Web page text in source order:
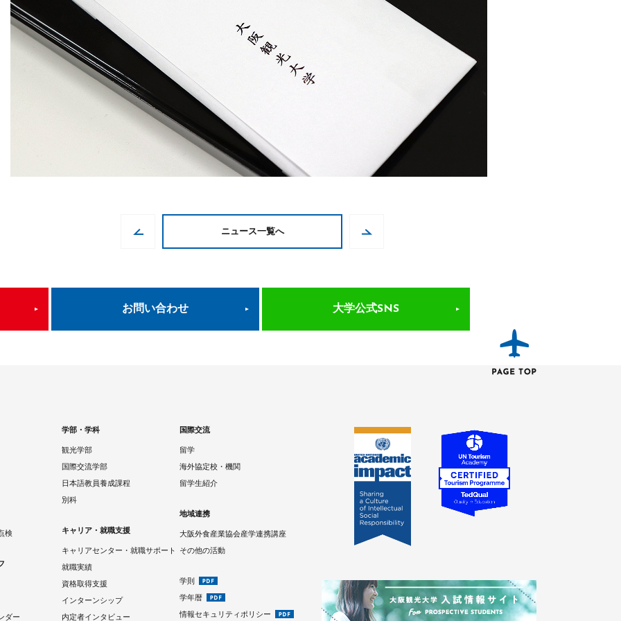
ニュース一覧へ
お問い合わせ 大学公式SNS
検
ダー
学部・学科
観光学部
国際交流学部
日本語教員養成課程
別科
キャリア・就職支援
キャリアセンター・就職サポート
就職実績
資格取得支援
インターンシップ
内定者インタビュー
国際交流
留学
海外協定校・機関
留学生紹介
地域連携
大阪外食産業協会産学連携講座
その他の活動
学則
学年暦
情報セキュリティポリシー